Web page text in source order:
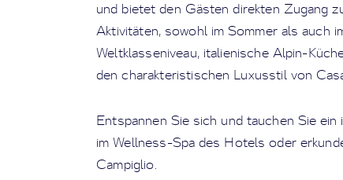
und bietet den Gästen direkten Zugang
Aktivitäten, sowohl im Sommer als auch
Weltklasseniveau, italienische Alpin-
den charakteristischen Luxusstil von
Entspannen Sie sich und tauchen Sie
im Wellness-Spa des Hotels oder
Campiglio.